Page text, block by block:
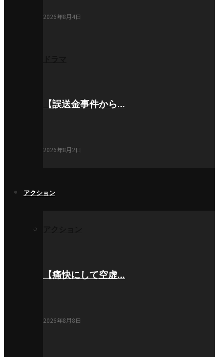
2026年8月4日
【誤送金事件から…
2026年8月2日
アクション
【痛快にして空虚…
2026年8月8日